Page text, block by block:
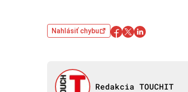
Nahlásiť chybu
Redakcia TOUCHIT